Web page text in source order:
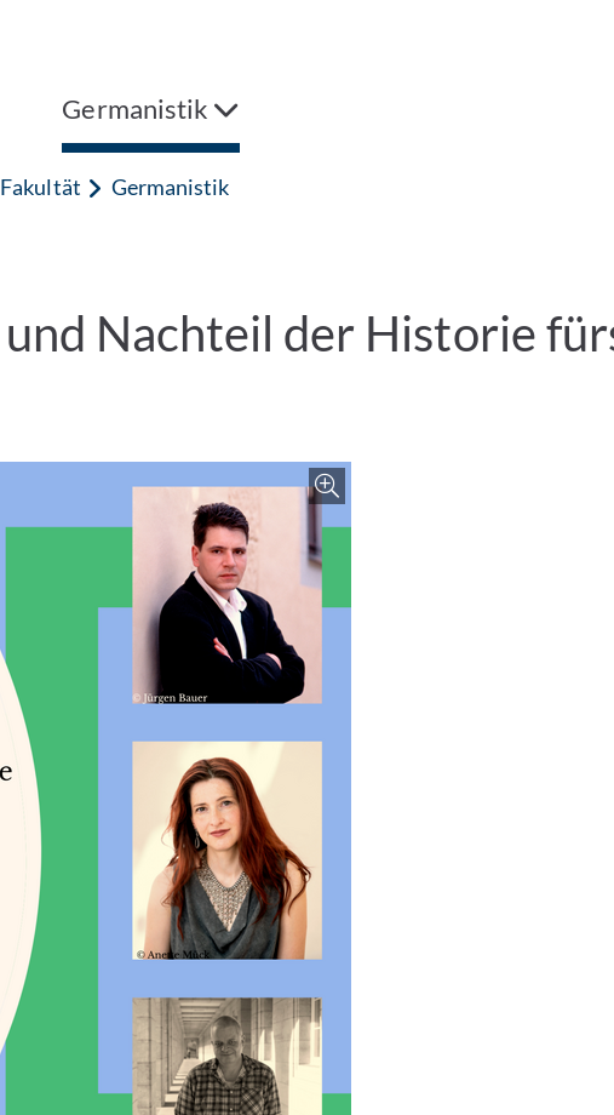
Germanistik
Germanistik
Nachteil der Historie